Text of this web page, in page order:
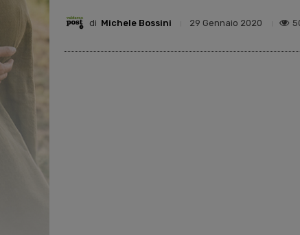
di Michele Bossini 29 Gennaio 2020